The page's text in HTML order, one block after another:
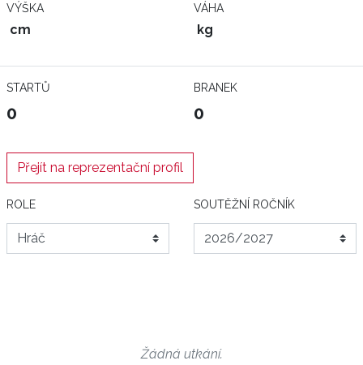
VÝŠKA
cm
VÁHA
kg
STARTŮ
0
BRANEK
0
Přejít na reprezentační profil
ROLE SOUTĚŽNÍ ROČNÍK
Žádná utkání.